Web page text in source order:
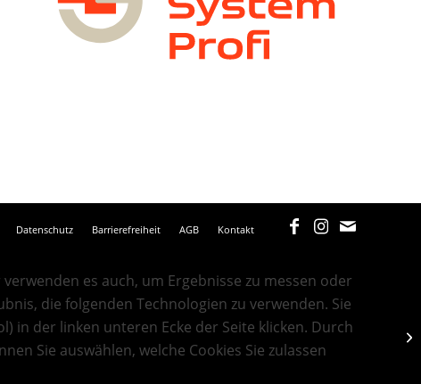
Datenschutz Barrierefreiheit AGB Kontakt
verwenden es auch, um Ergebnisse zu messen oder
die folgenden Technologien zu verwenden. Sie
in der linken unteren Ecke der Seite klicken. Durch
Sie auswählen, welche Cookies Sie zulassen